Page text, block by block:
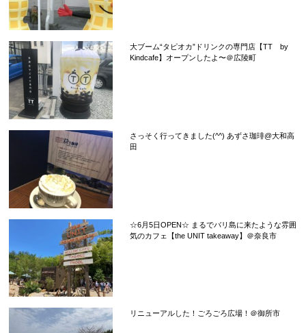
大ブーム“タピオカ”ドリンクの専門店【TT by
Kindcafe】オープンしたよ〜＠広陵町
さっそく行ってきました(^^) あずさ珈琲@大和高
田
☆6月5日OPEN☆ まるでバリ島に来たような雰囲
気のカフェ【the UNIT takeaway】＠奈良市
リニューアルした！ごろごろ広場！＠御所市